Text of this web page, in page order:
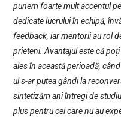
punem foarte mult accentul
dedicate lucrului în echipă,
feedback, iar mentorii au rol
prieteni. Avantajul este că
ales în această perioadă,
ul s-ar putea gândi la
sintetizăm ani întregi de
plus pentru cei care nu au